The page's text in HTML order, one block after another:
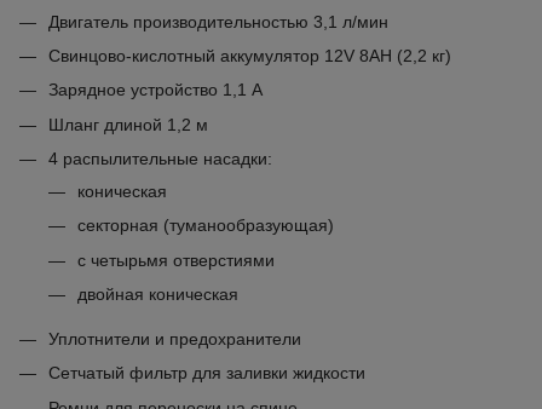
Двигатель производительностью 3,1 л/мин
Свинцово-кислотный аккумулятор 12V 8AH (2,2 кг)
Зарядное устройство 1,1 A
Шланг длиной 1,2 м
4 распылительные насадки:
коническая
секторная (туманообразующая)
с четырьмя отверстиями
двойная коническая
Уплотнители и предохранители
Сетчатый фильтр для заливки жидкости